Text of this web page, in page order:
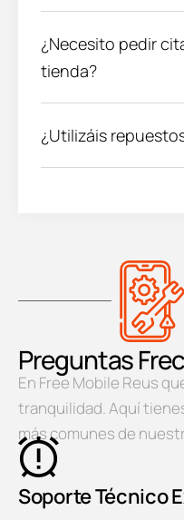
¿Necesito pedir
tienda?
¿Utilizáis
Preguntas
En Free Mobile Reus
tranquilidad. Aquí
más comunes de
Soporte Técnico